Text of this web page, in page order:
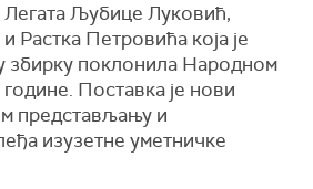
Љубице Луковић,
Растка Петровића која је
збирку поклонила Народном
Поставка је нови
представљању и
изузетне уметничке